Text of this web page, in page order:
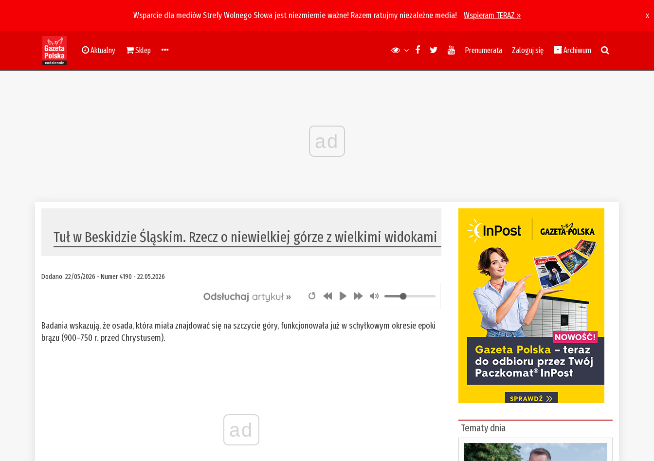
Wsparcie dla mediów Strefy Wolnego Słowa jest niezmiernie ważne! Razem ratujmy niezależne media! Wspieram TERAZ » x
Aktualny Sklep Prenumerata Zaloguj się Archiwum
ad
Tuł w Beskidzie Śląskim. Rzecz o niewielkiej górze z wielkimi widokami
Dodano: 22/05/2026 - Numer 4190 - 22.05.2026
Badania wskazują, że osada, która miała znajdować się na szczycie góry, funkcjonowała już w schyłkowym okresie epoki
brązu (900–750 r. przed Chrystusem).
ad Tematy dnia